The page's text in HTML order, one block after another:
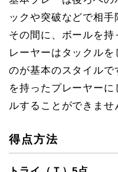
ックや突破などで相手
その間に、ボールを
レーヤーはタックル
のが基本のスタイル
を持ったプレーヤー
ルすることができませ
得点方法